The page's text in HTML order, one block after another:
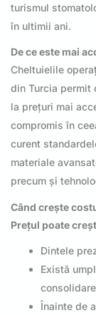
turismul
în ultimii ani.
De ce este mai
Cheltuielile
din Turcia permit
la prețuri mai
compromis în
curent
materiale
precum și
Când crește
Prețul poate
Dintele
Există
Înainte de